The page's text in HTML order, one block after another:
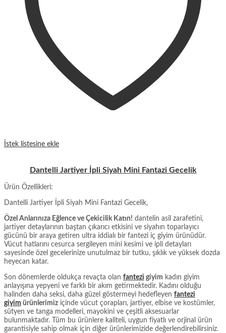
İstek listesine ekle
Dantelli Jartiyer İpli Siyah Mini Fantazi Gecelik
Ürün Özellikleri:
Dantelli Jartiyer İpli Siyah Mini Fantazi Gecelik,
Özel Anlarınıza Eğlence ve Çekicilik Katın! dantelin asil zarafetini,
jartiyer detaylarının baştan çıkarıcı etkisini ve siyahın toparlayıcı
gücünü bir araya getiren ultra iddialı bir fantezi iç giyim ürünüdür.
Vücut hatlarını cesurca sergileyen mini kesimi ve ipli detayları
sayesinde özel gecelerinize unutulmaz bir tutku, şıklık ve yüksek dozda
heyecan katar.
Son dönemlerde oldukça revaçta olan fantezi giyim kadın giyim
anlayışına yepyeni ve farklı bir akım getirmektedir. Kadını olduğu
halinden daha seksi, daha güzel göstermeyi hedefleyen fantezi
giyim ürünlerimiz içinde vücut çorapları, jartiyer, elbise ve kostümler,
sütyen ve tanga modelleri, mayokini ve çeşitli aksesuarlar
bulunmaktadır. Tüm bu ürünlere kaliteli, uygun fiyatlı ve orjinal ürün
garantisiyle sahip olmak için diğer ürünlerimizide değerlendirebilirsiniz.